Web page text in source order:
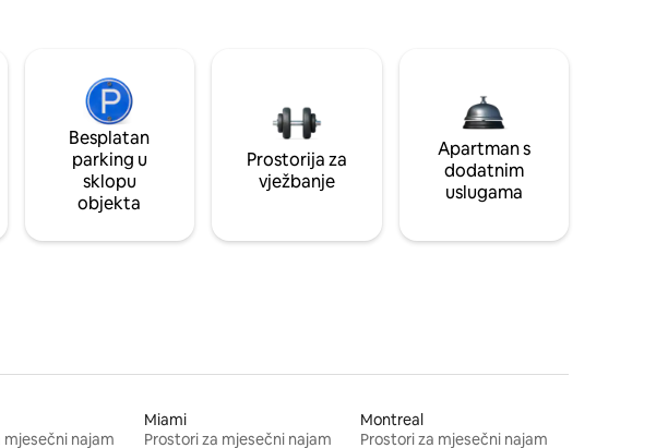
Besplatan
parking u
sklopu
objekta
Prostorija za
vježbanje
Apartman s
dodatnim
uslugama
mjesečni najam
Miami
Prostori za mjesečni najam
Montreal
Prostori za mjesečni najam